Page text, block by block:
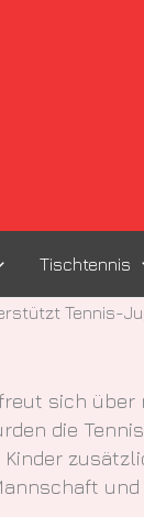
Tischtennis
Tennis-
sich
die